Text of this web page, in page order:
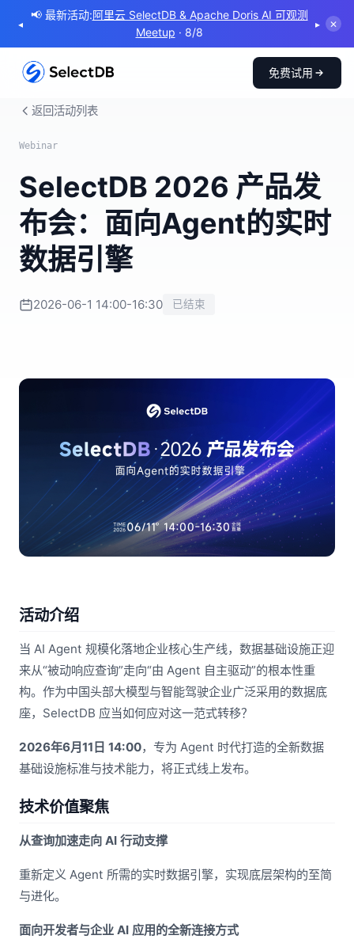
◂
📢 最新活动:阿里云 SelectDB & Apache Doris AI 可观测
Meetup · 8/8
▸ ✕
免费试用
返回活动列表
Webinar
SelectDB 2026 产品发
布会：面向Agent的实时
数据引擎
2026-06-1 14:00-16:30 已结束
活动介绍
当 AI Agent 规模化落地企业核心生产线，数据基础设施正迎
来从“被动响应查询”走向“由 Agent 自主驱动”的根本性重
构。作为中国头部大模型与智能驾驶企业广泛采用的数据底
座，SelectDB 应当如何应对这一范式转移？
2026年6月11日 14:00，专为 Agent 时代打造的全新数据
基础设施标准与技术能力，将正式线上发布。
技术价值聚焦
从查询加速走向 AI 行动支撑
重新定义 Agent 所需的实时数据引擎，实现底层架构的至简
与进化。
面向开发者与企业 AI 应用的全新连接方式